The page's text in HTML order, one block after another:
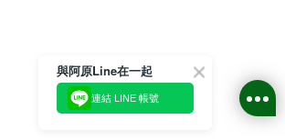
與阿原Line在一起
連結 LINE 帳號